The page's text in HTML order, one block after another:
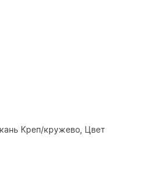
Креп/кружево, Цвет